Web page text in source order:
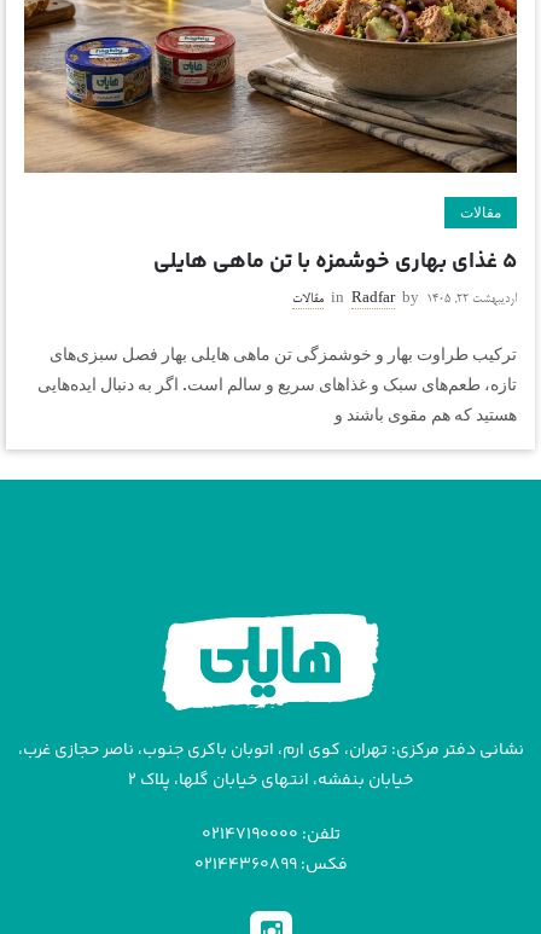
مقالات
۵ غذای بهاری خوشمزه با تن ماهی هایلی
اردیبهشت ۲۲, ۱۴۰۵ by
Radfar
in مقالات
ترکیب طراوت بهار و خوشمزگی تن ماهی هایلی بهار فصل سبزی‌های
تازه، طعم‌های سبک و غذاهای سریع و سالم است. اگر به دنبال ایده‌هایی
هستید که هم مقوی باشند و
نشانی دفتر مرکزی: تهران، کوی ارم، اتوبان باکری جنوب، ناصر حجازی غرب،
خیابان بنفشه، انتهای خیابان گلها، پلاک ۲
تلفن: ۰۲۱۴۷۱۹۰۰۰۰
فکس: ۰۲۱۴۴۳۶۰۸۹۹